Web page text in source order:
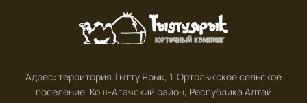
Адрес: территория Тытту Ярык, 1, Ортолыкское сельское
поселение, Кош-Агачский район, Республика Алтай
Партнёрам
Tripadvisor
2Gis
Согласие
Реквизиты